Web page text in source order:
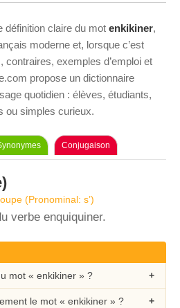
définition claire du mot enkikiner,
moderne et, lorsque c’est
exemples d’emploi et
propose un dictionnaire
quotidien : élèves, étudiants,
ou simples curieux.
Conjugaison
(Pronominal: s’)
verbe enquiquiner.
mot « enkikiner » ?
le mot « enkikiner » ?